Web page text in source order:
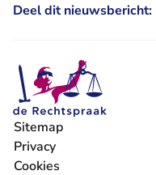
Deel dit nieuwsbericht:
Sitemap
Privacy
Cookies